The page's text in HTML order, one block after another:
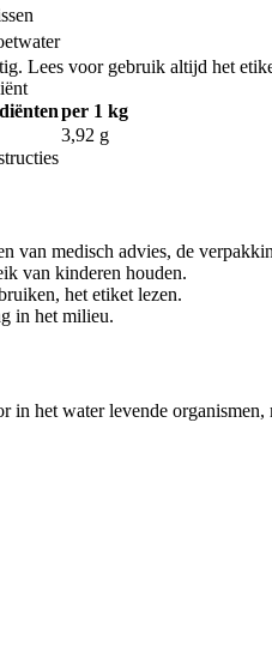
Lees voor gebruik altijd het
per 1 kg
3,92 g
van medisch advies, de
van kinderen houden.
het etiket lezen.
in het milieu.
in het water levende organismen,